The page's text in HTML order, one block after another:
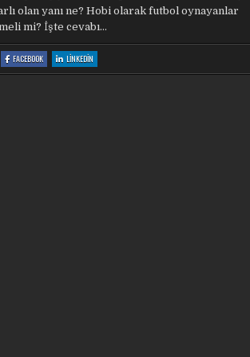
olan yanı ne? Hobi olarak futbol oynayanlar
mi? İşte cevabı…
FACEBOOK:
SAHADA
SESSIZ
LINKEDIN
SAHADA
SESSIZ